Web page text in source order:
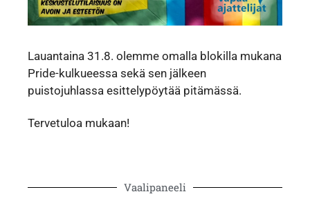
Lauantaina 31.8. olemme omalla blokilla mukana
Pride-kulkueessa sekä sen jälkeen
puistojuhlassa esittelypöytää pitämässä.
Tervetuloa mukaan!
Vaalipaneeli